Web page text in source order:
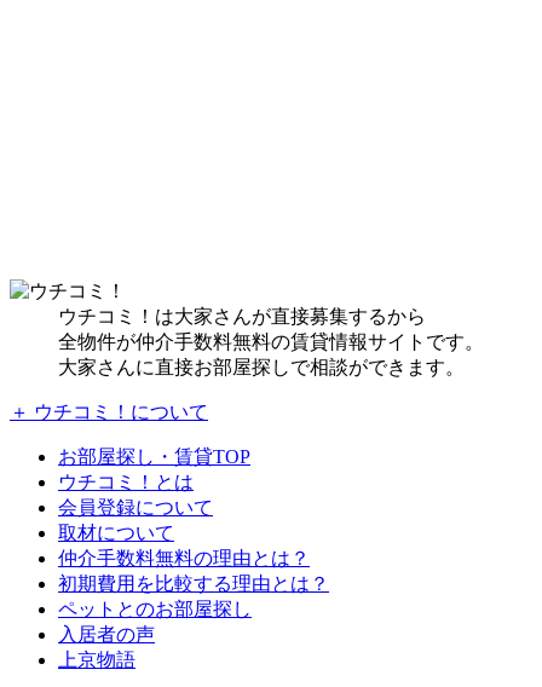
ウチコミ！は大家さんが直接募集するから
全物件が仲介手数料無料の賃貸情報サイトです。
大家さんに直接お部屋探しで相談ができます。
＋ ウチコミ！について
お部屋探し・賃貸TOP
ウチコミ！とは
会員登録について
取材について
仲介手数料無料の理由とは？
初期費用を比較する理由とは？
ペットとのお部屋探し
入居者の声
上京物語